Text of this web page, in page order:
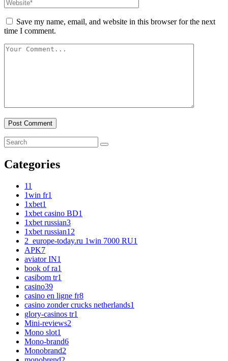
Save my name, email, and website in this browser for the next
time I comment.
Categories
11
1win fr1
1xbet1
1xbet casino BD1
1xbet russian3
1xbet russian1 2
2_europe-today.ru 1win 7000 RU1
APK7
aviator IN1
book of ra1
casibom tr1
casino39
casino en ligne fr8
casino zonder crucks netherlands1
glory-casinos tr1
Mini-reviews2
Mono slot1
Mono-brand6
Monobrand2